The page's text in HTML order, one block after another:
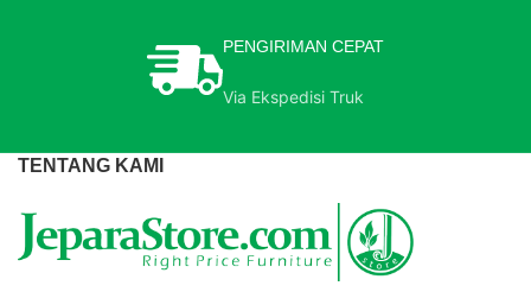
PENGIRIMAN CEPAT
Via Ekspedisi Truk
TENTANG KAMI